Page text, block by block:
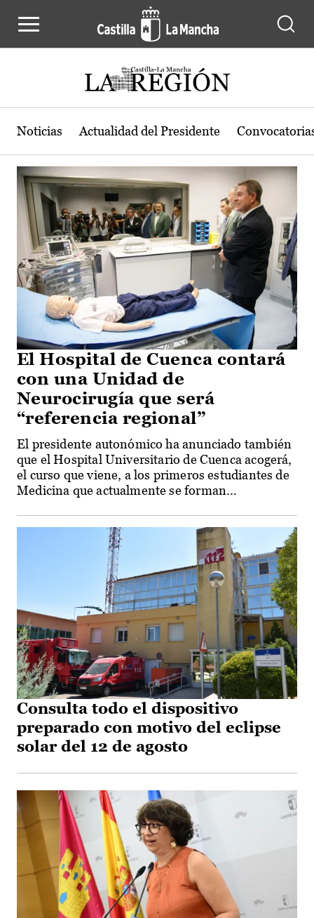
Actualidad de la región de Castilla-
Noticias Actualidad del Presidente
El Hospital de Cuenca contará
con una Unidad de
Neurocirugía que será
“referencia regional”
El presidente autonómico ha anunciado también
que el Hospital Universitario de Cuenca acogerá,
el curso que viene, a los primeros estudiantes de
Medicina que actualmente se forman...
Consulta todo el dispositivo
preparado con motivo del eclipse
solar del 12 de agosto